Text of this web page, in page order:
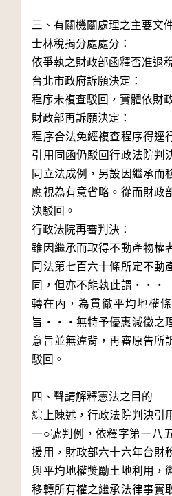
三、有關機關處理之主要文
士林稅捐分處處分：
依爭執之財政部函釋否准退
台北市政府訴願決定：
程序未複查駁回，實體依財
財政部再訴願決定：
程序合法免經複查程序得逕
引用同函仍駁回行政法院判
同立法成例，另設因繼承而
應視為有意省略。從而財政
決駁回。
行政法院再審判決：
雖因繼承而取得不動產物權
同法第七百六十條所定不動
同，但亦不能執此謂‧‧‧
轉在內，為貫徹平均地權
旨‧‧‧無特予優惠減徵之
意旨並無違背，再審原告所
駁回。
四、聲請解釋憲法之目的
綜上陳述，行政法院判決引
一○號判例，依釋字第一八
援用，財政部六十六年台財
與平均地權獎勵土地利用，
移轉所有權之繼承法律事實